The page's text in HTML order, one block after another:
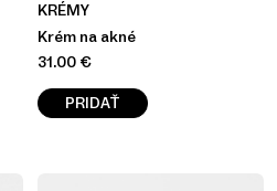
KRÉMY
Krém na akné
31.00 €
PRIDAŤ